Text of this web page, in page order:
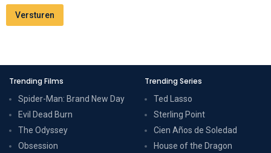
Trending Films
Spider-Man: Brand New Day
Evil Dead Burn
The Odyssey
Obsession
Trending Series
Ted Lasso
Sterling Point
Cien Años de Soledad
House of the Dragon